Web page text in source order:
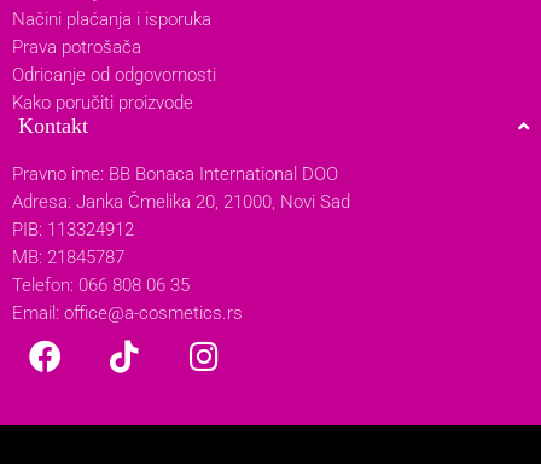
Načini plaćanja i isporuka
Prava potrošača
Odricanje od odgovornosti
Kako poručiti proizvode
Kontakt
Pravno ime: BB Bonaca International DOO
Adresa: Janka Čmelika 20, 21000, Novi Sad
PIB: 113324912
MB: 21845787
Telefon: 066 808 06 35
Email: office@a-cosmetics.rs